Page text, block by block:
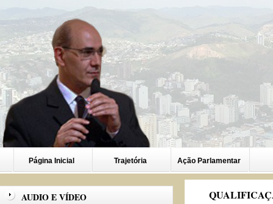
Página Inicial Trajetória Ação Parlamentar
AUDIO E VÍDEO